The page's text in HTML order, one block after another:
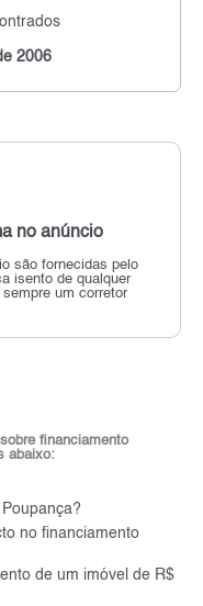
2006
no anúncio
são fornecidas pelo
isento de qualquer
um corretor
financiamento
abaixo:
no financiamento
de um imóvel de R$